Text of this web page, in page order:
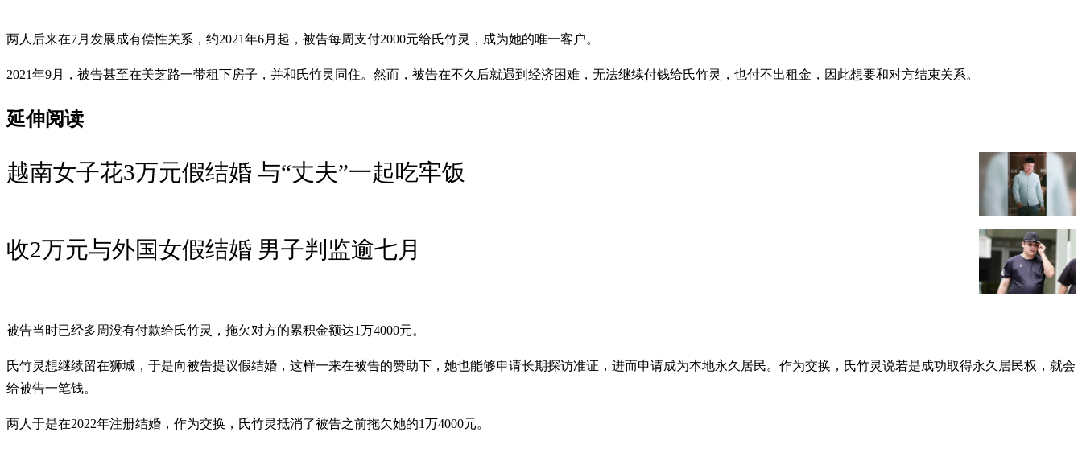
两人后来在7月发展成有偿性关系，约2021年6月起，被告每周支付2000元给氏竹灵，成为她的唯一客户。
2021年9月，被告甚至在美芝路一带租下房子，并和氏竹灵同住。然而，被告在不久后就遇到经济困难，无法继续付钱给氏竹灵，也付不出租金，因此想要和对方结束关系。
延伸阅读
越南女子花3万元假结婚 与“丈夫”一起吃牢饭
收2万元与外国女假结婚 男子判监逾七月
被告当时已经多周没有付款给氏竹灵，拖欠对方的累积金额达1万4000元。
氏竹灵想继续留在狮城，于是向被告提议假结婚，这样一来在被告的赞助下，她也能够申请长期探访准证，进而申请成为本地永久居民。作为交换，氏竹灵说若是成功取得永久居民权，就会
给被告一笔钱。
两人于是在2022年注册结婚，作为交换，氏竹灵抵消了被告之前拖欠她的1万4000元。